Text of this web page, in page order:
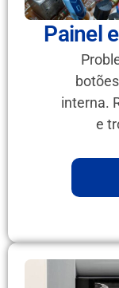
Painel
interna.
e